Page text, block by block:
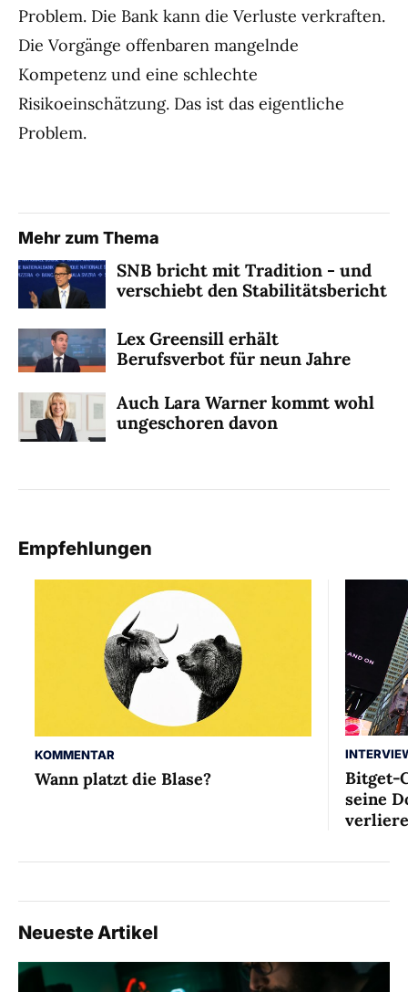
Problem. Die Bank kann die Verluste verkraften.
Die Vorgänge offenbaren mangelnde
Kompetenz und eine schlechte
Risikoeinschätzung. Das ist das eigentliche
Problem.
Mehr zum Thema
SNB bricht mit Tradition - und
verschiebt den Stabilitätsbericht
Lex Greensill erhält
Berufsverbot für neun Jahre
Auch Lara Warner kommt wohl
ungeschoren davon
Empfehlungen
KOMMENTAR
Wann platzt die Blase?
Bitget-
seine
Neueste Artikel